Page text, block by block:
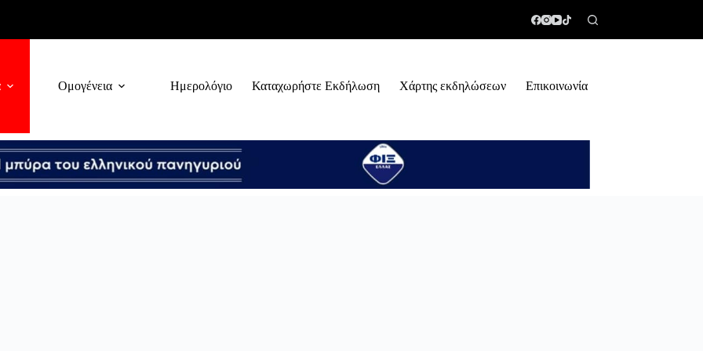
Ομογένεια Ημερολόγιο Καταχωρήστε Εκδήλωση Χάρτης εκδηλώσεων Επικοινωνία